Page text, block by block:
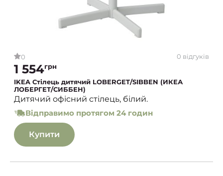
0 0 відгуків
1 554грн
IKEA Стілець дитячий LOBERGET/SIBBEN (ИКЕА
ЛОБЕРГЕТ/СИББЕН)
Дитячий офісний стілець, білий.
Відправимо протягом 24 годин
Купити